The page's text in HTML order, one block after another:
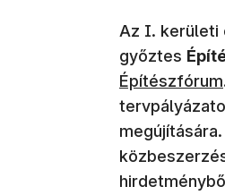
Az I. kerületi
győztes
Építészfórum